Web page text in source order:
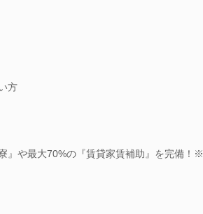
方
』や最大70%の『賃貸家賃補助』を完備！※